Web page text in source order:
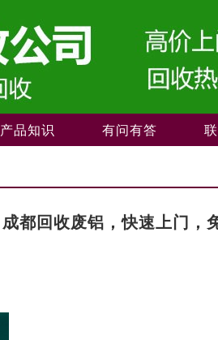
产品知识 有问有答
成都回收废铝，快速上门，